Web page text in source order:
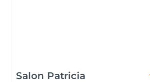
Salon Patricia